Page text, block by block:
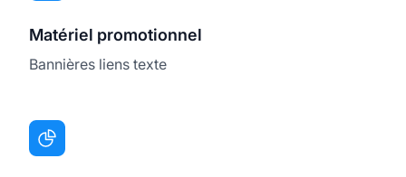
Matériel promotionnel
Bannières liens texte